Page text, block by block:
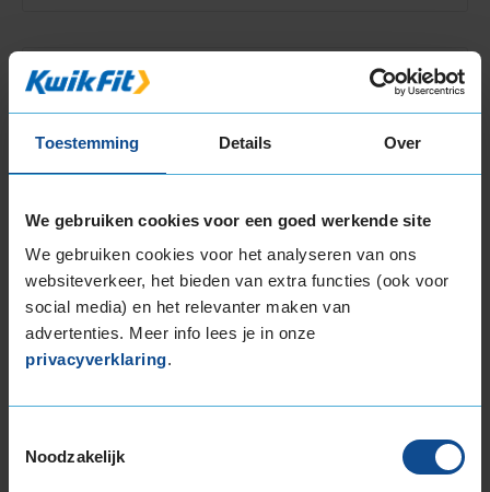
Toestemming Details Over
We gebruiken cookies voor een goed werkende site
We gebruiken cookies voor het analyseren van ons
websiteverkeer, het bieden van extra functies (ook voor
social media) en het relevanter maken van
advertenties. Meer info lees je in onze
privacyverklaring.
Noodzakelijk
9,0
9,0
Service:Kleine Beurt
Datum: 3 augustus 2026 bij
9,0